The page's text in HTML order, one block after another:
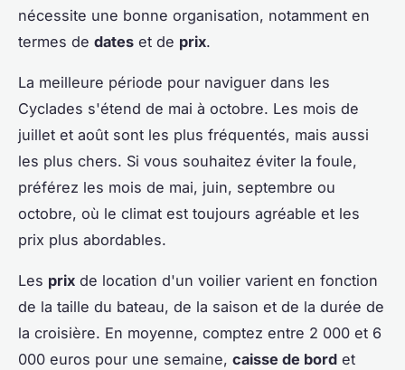
nécessite une bonne organisation, notamment en
termes de dates et de prix.
La meilleure période pour naviguer dans les
Cyclades s'étend de mai à octobre. Les mois de
juillet et août sont les plus fréquentés, mais aussi
les plus chers. Si vous souhaitez éviter la foule,
préférez les mois de mai, juin, septembre ou
octobre, où le climat est toujours agréable et les
prix plus abordables.
Les prix de location d'un voilier varient en fonction
de la taille du bateau, de la saison et de la durée de
la croisière. En moyenne, comptez entre 2 000 et 6
000 euros pour une semaine, caisse de bord et